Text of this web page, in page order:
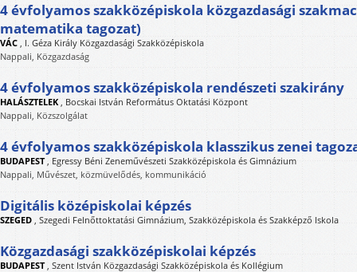
4 évfolyamos szakközépiskola közgazdasági
matematika tagozat)
VÁC , I. Géza Király Közgazdasági Szakközépiskola
Nappali, Közgazdaság
4 évfolyamos szakközépiskola rendészeti szakirány
HALÁSZTELEK , Bocskai István Református Oktatási Központ
Nappali, Közszolgálat
4 évfolyamos szakközépiskola klasszikus zenei
BUDAPEST, Egressy Béni Zeneművészeti Szakközépiskola és Gimnázium
Nappali, Művészet, közmüvelődés, kommunikáció
Digitális középiskolai képzés
SZEGED , Szegedi Felnőttoktatási Gimnázium, Szakközépiskola és Szakképző Iskola
Közgazdasági szakközépiskolai képzés
BUDAPEST, Szent István Közgazdasági Szakközépiskola és Kollégium